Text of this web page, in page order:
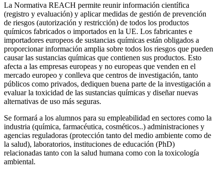
La Normativa REACH permite reunir información científica
(registro y evaluación) y aplicar medidas de gestión de prevención
de riesgos (autorización y restricción) de todos los productos
químicos fabricados o importados en la UE. Los fabricantes e
importadores europeos de sustancias químicas están obligados a
proporcionar información amplia sobre todos los riesgos que pueden
causar las sustancias químicas que contienen sus productos. Esto
afecta a las empresas europeas y no europeas que venden en el
mercado europeo y conlleva que centros de investigación, tanto
públicos como privados, dediquen buena parte de la investigación a
evaluar la toxicidad de las sustancias químicas y diseñar nuevas
alternativas de uso más seguras.
Se formará a los alumnos para su empleabilidad en sectores como la
industria (química, farmacéutica, cosméticos..) administraciones y
agencias reguladoras (protección tanto del medio ambiente como de
la salud), laboratorios, instituciones de educación (PhD)
relacionadas tanto con la salud humana como con la toxicología
ambiental.